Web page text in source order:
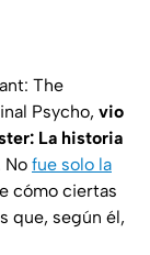
The
Psycho, vio
La historia
No fue solo la
cómo ciertas
que, según él,